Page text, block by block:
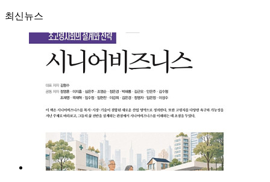
최신뉴스